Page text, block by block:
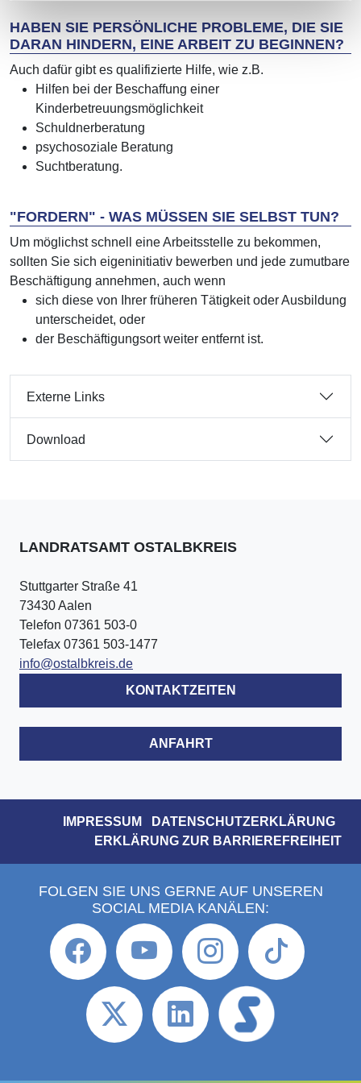
HABEN SIE PERSÖNLICHE PROBLEME, DIE SIE
DARAN HINDERN, EINE ARBEIT ZU BEGINNEN?
Auch dafür gibt es qualifizierte Hilfe, wie z.B.
Hilfen bei der Beschaffung einer
Kinderbetreuungsmöglichkeit
Schuldnerberatung
psychosoziale Beratung
Suchtberatung.
"FORDERN" - WAS MÜSSEN SIE SELBST TUN?
Um möglichst schnell eine Arbeitsstelle zu bekommen,
sollten Sie sich eigeninitiativ bewerben und jede zumutbare
Beschäftigung annehmen, auch wenn
sich diese von Ihrer früheren Tätigkeit oder Ausbildung
unterscheidet, oder
der Beschäftigungsort weiter entfernt ist.
Externe Links
Download
LANDRATSAMT OSTALBKREIS
Stuttgarter Straße 41
73430 Aalen
Telefon 07361 503-0
Telefax 07361 503-1477
info@ostalbkreis.de
KONTAKTZEITEN
ANFAHRT
IMPRESSUM
DATENSCHUTZERKLÄRUNG
ERKLÄRUNG ZUR BARRIEREFREIHEIT
FOLGEN SIE UNS GERNE AUF UNSEREN
SOCIAL MEDIA KANÄLEN: